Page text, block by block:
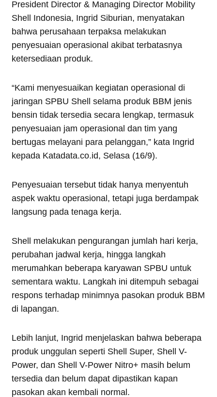
President Director & Managing Director Mobility
Shell Indonesia, Ingrid Siburian, menyatakan
bahwa perusahaan terpaksa melakukan
penyesuaian operasional akibat terbatasnya
ketersediaan produk.
“Kami menyesuaikan kegiatan operasional di
jaringan SPBU Shell selama produk BBM jenis
bensin tidak tersedia secara lengkap, termasuk
penyesuaian jam operasional dan tim yang
bertugas melayani para pelanggan,” kata Ingrid
kepada Katadata.co.id, Selasa (16/9).
Penyesuaian tersebut tidak hanya menyentuh
aspek waktu operasional, tetapi juga berdampak
langsung pada tenaga kerja.
Shell melakukan pengurangan jumlah hari kerja,
perubahan jadwal kerja, hingga langkah
merumahkan beberapa karyawan SPBU untuk
sementara waktu. Langkah ini ditempuh sebagai
respons terhadap minimnya pasokan produk BBM
di lapangan.
Lebih lanjut, Ingrid menjelaskan bahwa beberapa
produk unggulan seperti Shell Super, Shell V-
Power, dan Shell V-Power Nitro+ masih belum
tersedia dan belum dapat dipastikan kapan
pasokan akan kembali normal.